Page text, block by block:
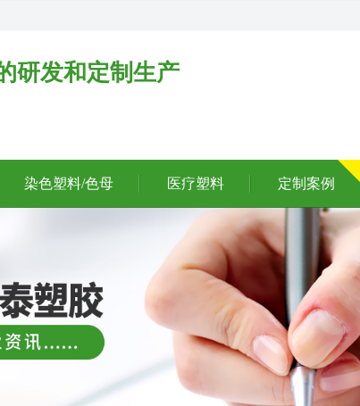
研发和定制生产
染色塑料/色母 医疗塑料 定制案例